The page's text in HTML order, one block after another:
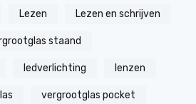
Lezen Lezen en schrijven
staand
ledverlichting lenzen
vergrootglas pocket